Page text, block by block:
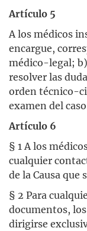
Artículo 5
A los médicos
encargue,
médico-legal;
resolver las
orden técnico-
examen del
Artículo 6
§ 1 A los
cualquier
de la Causa que
§ 2 Para
documentos,
dirigirse